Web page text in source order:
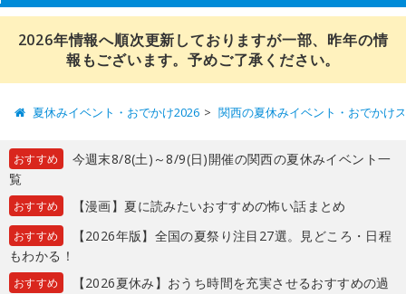
2026年情報へ順次更新しておりますが一部、昨年の情
報もございます。予めご了承ください。
夏休みイベント・おでかけ2026 関西の夏休みイベント・おでかけ
おすすめ
今週末8/8(土)～8/9(日)開催の関西の夏休みイベント一
覧
おすすめ 【漫画】夏に読みたいおすすめの怖い話まとめ
おすすめ
【2026年版】全国の夏祭り注目27選。見どころ・日程
もわかる！
おすすめ
【2026夏休み】おうち時間を充実させるおすすめの過